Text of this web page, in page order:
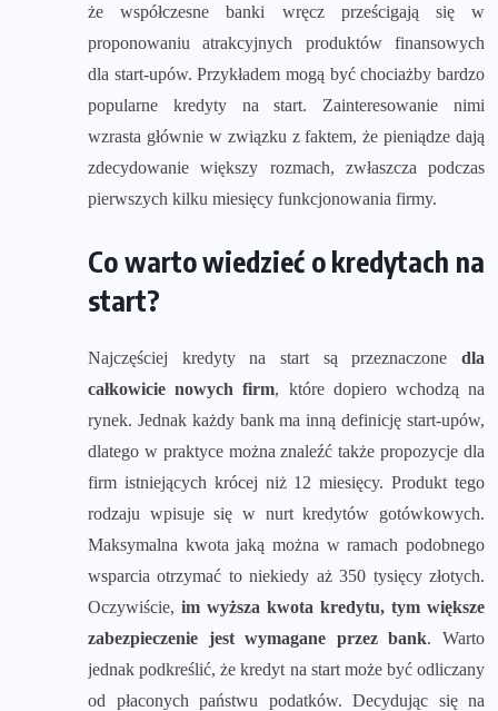
że współczesne banki wręcz prześcigają się w
proponowaniu atrakcyjnych produktów finansowych
dla start-upów. Przykładem mogą być chociażby bardzo
popularne kredyty na start. Zainteresowanie nimi
wzrasta głównie w związku z faktem, że pieniądze dają
zdecydowanie większy rozmach, zwłaszcza podczas
pierwszych kilku miesięcy funkcjonowania firmy.
Co warto wiedzieć o kredytach na
start?
Najczęściej kredyty na start są przeznaczone dla
całkowicie nowych firm, które dopiero wchodzą na
rynek. Jednak każdy bank ma inną definicję start-upów,
dlatego w praktyce można znaleźć także propozycje dla
firm istniejących krócej niż 12 miesięcy. Produkt tego
rodzaju wpisuje się w nurt kredytów gotówkowych.
Maksymalna kwota jaką można w ramach podobnego
wsparcia otrzymać to niekiedy aż 350 tysięcy złotych.
Oczywiście, im wyższa kwota kredytu, tym większe
zabezpieczenie jest wymagane przez bank. Warto
jednak podkreślić, że kredyt na start może być odliczany
od płaconych państwu podatków. Decydując się na